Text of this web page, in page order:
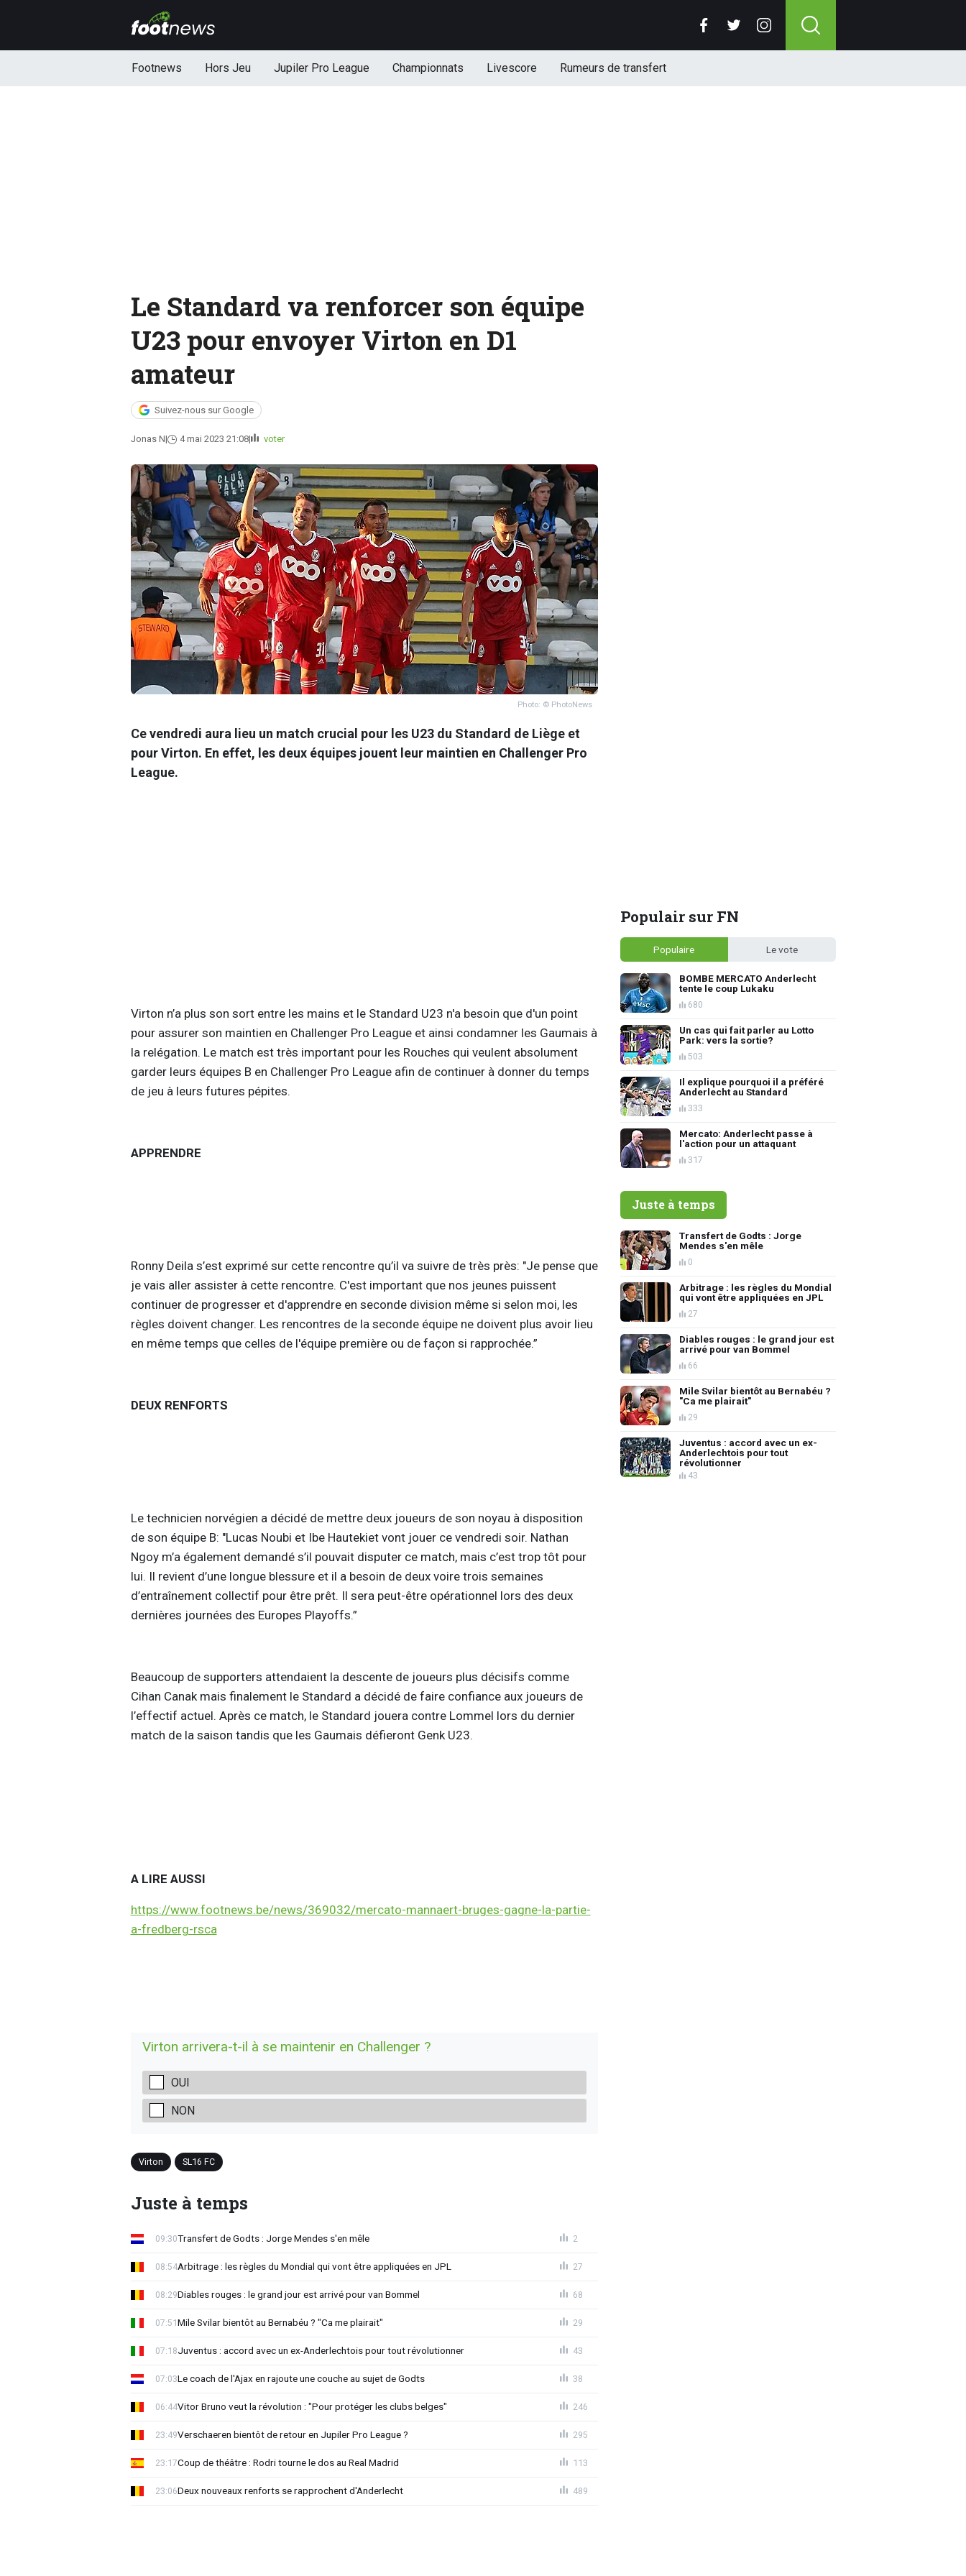
Footnews Hors Jeu Jupiler Pro League Championnats Livescore Rumeurs de transfert
Le Standard va renforcer son équipe
U23 pour envoyer Virton en D1
amateur
Suivez-nous sur Google
Jonas N 4 mai 2023 21:08 voter
Photo: © PhotoNews
Ce vendredi aura lieu un match crucial pour les U23 du Standard de Liège et
pour Virton. En effet, les deux équipes jouent leur maintien en Challenger Pro
League.
Virton n’a plus son sort entre les mains et le Standard U23 n'a besoin que d'un point
pour assurer son maintien en Challenger Pro League et ainsi condamner les Gaumais à
la relégation. Le match est très important pour les Rouches qui veulent absolument
garder leurs équipes B en Challenger Pro League afin de continuer à donner du temps
de jeu à leurs futures pépites.
APPRENDRE
Ronny Deila s’est exprimé sur cette rencontre qu’il va suivre de très près: "Je pense que
je vais aller assister à cette rencontre. C'est important que nos jeunes puissent
continuer de progresser et d'apprendre en seconde division même si selon moi, les
règles doivent changer. Les rencontres de la seconde équipe ne doivent plus avoir lieu
en même temps que celles de l'équipe première ou de façon si rapprochée.”
DEUX RENFORTS
Le technicien norvégien a décidé de mettre deux joueurs de son noyau à disposition
de son équipe B: "Lucas Noubi et Ibe Hautekiet vont jouer ce vendredi soir. Nathan
Ngoy m’a également demandé s’il pouvait disputer ce match, mais c’est trop tôt pour
lui. Il revient d’une longue blessure et il a besoin de deux voire trois semaines
d’entraînement collectif pour être prêt. Il sera peut-être opérationnel lors des deux
dernières journées des Europes Playoffs.”
Beaucoup de supporters attendaient la descente de joueurs plus décisifs comme
Cihan Canak mais finalement le Standard a décidé de faire confiance aux joueurs de
l’effectif actuel. Après ce match, le Standard jouera contre Lommel lors du dernier
match de la saison tandis que les Gaumais défieront Genk U23.
A LIRE AUSSI
https://www.footnews.be/news/369032/mercato-mannaert-bruges-gagne-la-partie-
a-fredberg-rsca
Virton arrivera-t-il à se maintenir en Challenger ?
OUI
NON
Virton SL16 FC
Juste à temps
Transfert de Godts : Jorge Mendes s'en mêle
09:30 2
Arbitrage : les règles du Mondial qui vont être appliquées en JPL
08:54 27
Diables rouges : le grand jour est arrivé pour van Bommel
08:29 68
Mile Svilar bientôt au Bernabéu ? "Ca me plairait"
07:51 29
Juventus : accord avec un ex-Anderlechtois pour tout révolutionner
07:18 43
Le coach de l'Ajax en rajoute une couche au sujet de Godts
07:03 38
Vitor Bruno veut la révolution : "Pour protéger les clubs belges"
06:44 246
Verschaeren bientôt de retour en Jupiler Pro League ?
23:49 295
Coup de théâtre : Rodri tourne le dos au Real Madrid
23:17 113
Deux nouveaux renforts se rapprochent d'Anderlecht
23:06 489
Populair sur FN
Populaire Le vote
BOMBE MERCATO Anderlecht
tente le coup Lukaku
680
Un cas qui fait parler au Lotto
Park: vers la sortie?
503
Il explique pourquoi il a préféré
Anderlecht au Standard
333
Mercato: Anderlecht passe à
l'action pour un attaquant
317
Juste à temps
Transfert de Godts : Jorge
Mendes s'en mêle
0
Arbitrage : les règles du Mondial
qui vont être appliquées en JPL
27
Diables rouges : le grand jour est
arrivé pour van Bommel
66
Mile Svilar bientôt au Bernabéu ?
"Ca me plairait"
29
Juventus : accord avec un ex-
Anderlechtois pour tout
révolutionner
43